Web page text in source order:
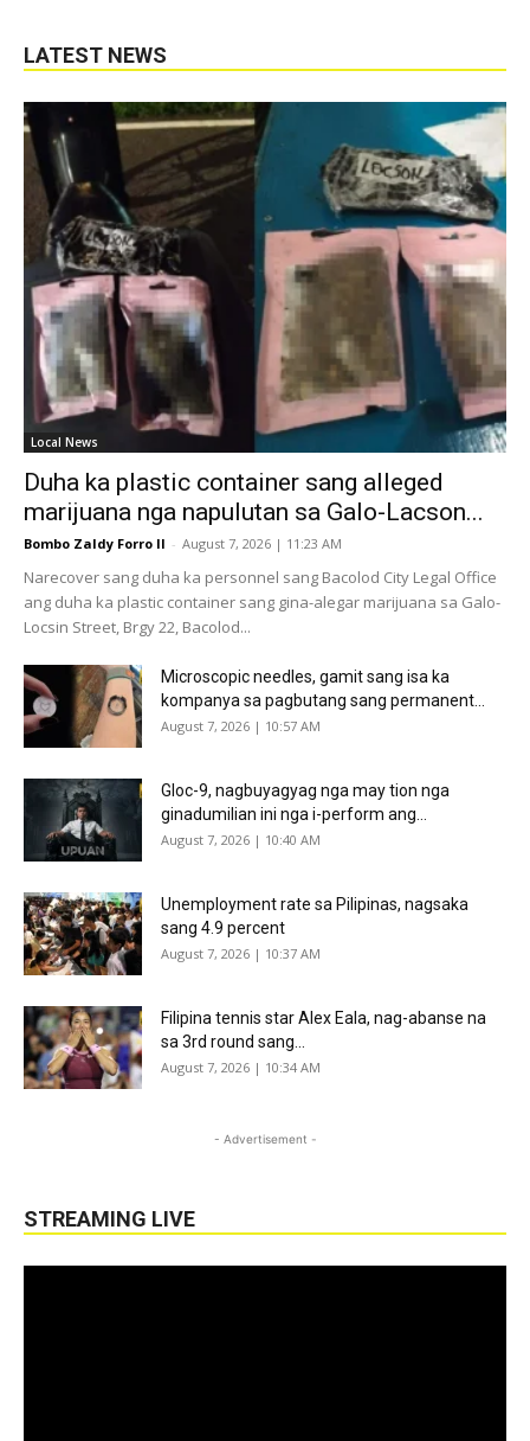
LATEST NEWS
Local News
Duha ka plastic container sang alleged
marijuana nga napulutan sa Galo-Lacson...
Bombo Zaldy Forro II - August 7, 2026 | 11:23 AM
Narecover sang duha ka personnel sang Bacolod City Legal Office
ang duha ka plastic container sang gina-alegar marijuana sa Galo-
Locsin Street, Brgy 22, Bacolod...
Microscopic needles, gamit sang isa ka
kompanya sa pagbutang sang permanent...
August 7, 2026 | 10:57 AM
Gloc-9, nagbuyagyag nga may tion nga
ginadumilian ini nga i-perform ang...
August 7, 2026 | 10:40 AM
Unemployment rate sa Pilipinas, nagsaka
sang 4.9 percent
August 7, 2026 | 10:37 AM
Filipina tennis star Alex Eala, nag-abanse na
sa 3rd round sang...
August 7, 2026 | 10:34 AM
- Advertisement -
STREAMING LIVE